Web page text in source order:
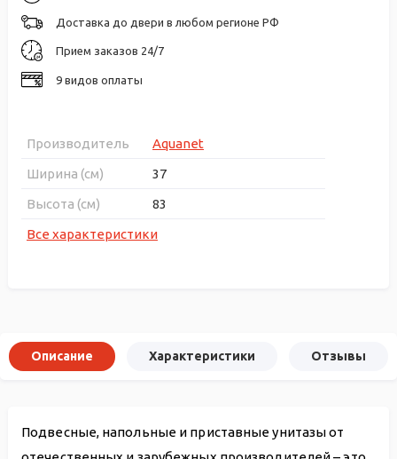
Доставка до двери в любом регионе РФ
Прием заказов 24/7
9 видов оплаты
Производитель
Aquanet
Ширина (см)
37
Высота (см)
83
Все характеристики
Описание Характеристики Отзывы
Подвесные, напольные и приставные унитазы от